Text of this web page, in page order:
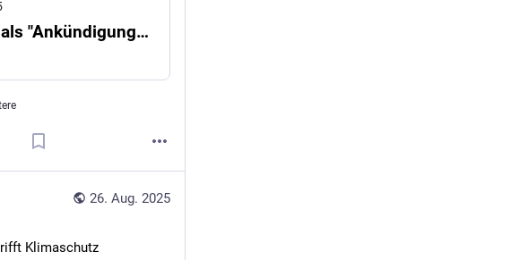
Grüne kritisieren Regierung als "Ankündigungsweltmeister"
26. Aug. 2025
Klimaschutz